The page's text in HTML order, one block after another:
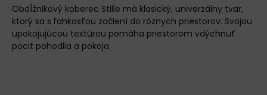
Obdĺžnikový koberec Stille má klasický, univerzálny tvar,
ktorý sa s ľahkosťou začlení do rôznych priestorov. Svojou
upokojujúcou textúrou pomáha priestorom vdýchnuť
pocit pohodlia a pokoja.